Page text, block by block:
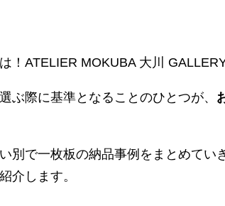
！ATELIER MOKUBA 大川 GALLERY
ぶ際に基準となることのひとつが、
別で一枚板の納品事例をまとめてい
介します。